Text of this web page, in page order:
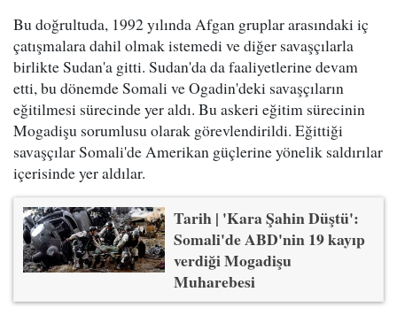
Bu doğrultuda, 1992 yılında Afgan gruplar arasındaki iç
çatışmalara dahil olmak istemedi ve diğer savaşçılarla
birlikte Sudan'a gitti. Sudan'da da faaliyetlerine devam
etti, bu dönemde Somali ve Ogadin'deki savaşçıların
eğitilmesi sürecinde yer aldı. Bu askeri eğitim sürecinin
Mogadişu sorumlusu olarak görevlendirildi. Eğittiği
savaşçılar Somali'de Amerikan güçlerine yönelik saldırılar
içerisinde yer aldılar.
Tarih | 'Kara Şahin Düştü':
Somali'de ABD'nin 19 kayıp
verdiği Mogadişu
Muharebesi